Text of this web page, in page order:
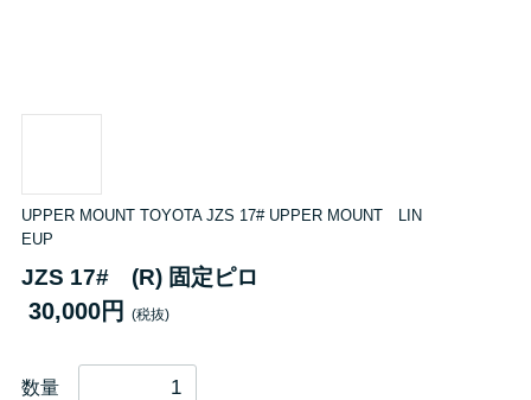
UPPER MOUNT TOYOTA JZS 17# UPPER MOUNT LIN
EUP
JZS 17# (R) 固定ピロ
30,000円 (税抜)
数量